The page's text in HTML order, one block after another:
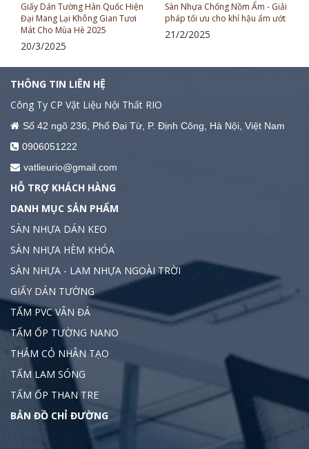
Giấy Dán Tường Hàn Quốc Hiện
Đại Mang Lại Không Gian Tươi
Mát Cho Mùa Hè 2025
20/3/2025
Sàn Nhựa Chống Nồm Ẩm - Giải
pháp tối ưu cho khí hậu ẩm ướt
21/2/2025
THÔNG TIN LIÊN HỆ
Công Ty CP Vật Liệu Nội Thất RIO
Số 42 ngõ 236, Phố Đại Từ, P. Định Công, Hà Nội, Việt Nam
0906051222
vatlieurio@gmail.com
HỖ TRỢ KHÁCH HÀNG
DANH MỤC SẢN PHẨM
SÀN NHỰA DÁN KEO
SÀN NHỰA HÈM KHÓA
SÀN NHỰA - LAM NHỰA NGOÀI TRỜI
GIẤY DÁN TƯỜNG
TẤM PVC VÂN ĐÁ
TẤM ỐP TƯỜNG NANO
THẢM CỎ NHÂN TẠO
TẤM LAM SÓNG
TẤM ỐP THAN TRE
BẢN ĐỒ CHỈ ĐƯỜNG